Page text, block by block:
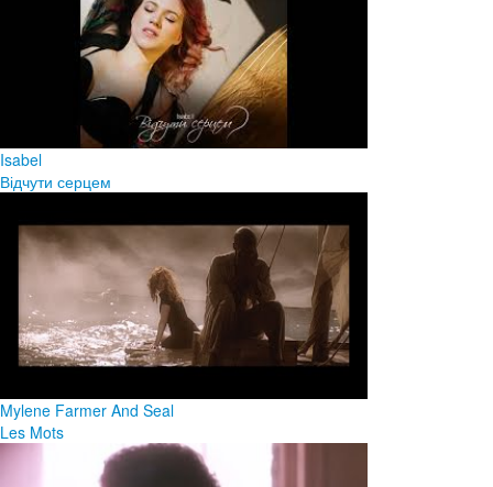
Isabel
Відчути серцем
Mylene Farmer And Seal
Les Mots